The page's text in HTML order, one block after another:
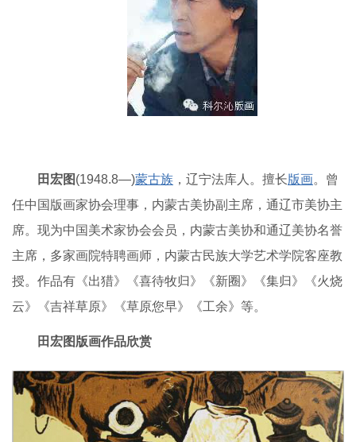
田宏图(1948.8—)蒙古族 ，辽宁法库人。擅长版画。曾
任中国版画家协会理事，内蒙古美协副主席，通辽市美协主
席。现为中国美术家协会会员，内蒙古美协和通辽美协名誉
主席，多家画院特聘画师，内蒙古民族大学艺术学院客座教
授。作品有《出猎》《喜待牧归》《新圈》《集归》《火烧
云》《吉祥草原》《草原您早》《工余》等。
田宏图版画作品欣赏